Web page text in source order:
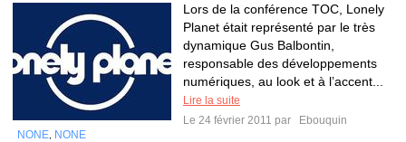
Lors de la conférence TOC, Lonely
Planet était représenté par le très
dynamique Gus Balbontin,
responsable des développements
numériques, au look et à l’accent...
Lire la suite
Le 24 février 2011 par
Ebouquin
NONE NONE